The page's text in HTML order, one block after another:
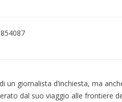
un giornalista d’inchiesta, ma
dal suo viaggio alle frontiere